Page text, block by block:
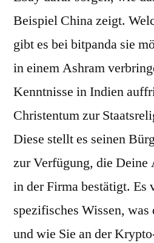
Beispiel China zeigt.
gibt es bei bitpanda sie
in einem Ashram
Kenntnisse in Indien
Christentum zur
Diese stellt es seinen
zur Verfügung, die Deine
in der Firma bestätigt. Es
spezifisches Wissen,
und wie Sie an der